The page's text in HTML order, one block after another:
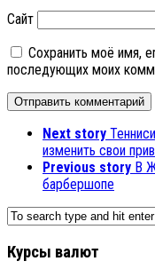
Сайт
Сохранить моё имя,
последующих моих
Next story
изменить свои
Previous story В
барбершопе
Курсы валют